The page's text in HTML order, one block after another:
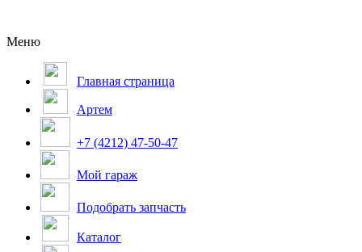
Меню
Главная страница
Артем
+7 (4212) 47-50-47
Мой гараж
Подобрать запчасть
Каталог